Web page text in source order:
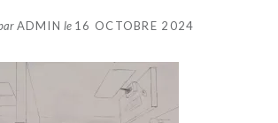
ADMIN le 16 OCTOBRE 2024